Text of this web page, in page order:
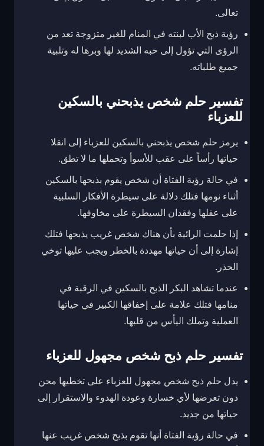
تعالى.
رؤية ذبح الأب لبنته في المنام للغير متزوجة تعد من
الرؤى التي تؤول إلى حبه الشديد لها وبرها له وتلبية
جميع طلباته.
تفسير حلم شخص يذبحني بالسكين
للعزباء
يرمز حلم شخص يذبحني بالسكين للعزباء إلى انقلا
حياتها رأساً على عقب للأسوأ وتحملها ما لا تطق.
في حالة رؤية الفتاة أن شخص يقوم بذبحها بالسكين
أثناء نومها فتلك دلالة على سيطرة الأفكار السلبية
على عقلها وفقدان السيطرة على مخاوفها.
إذا حلمت الرائية بأن هناك شخص غريب يذبحها فتلك
إشارة إلى أن حياتها مهددة بالخطر ويجب عليها توخي
الحذر.
عندما تشاهد البكر الذبح بالسكين في الرقبة في
منامها فتلك علامة على إخفاقها الكبير في حياتها
العملية وتملك اليأس من قلبها.
تفسير حلم ذبح شخص مجهول للعزباء
يدل حلم ذبح شخص مجهول للعزباء على تخطيها محن
دون تعرضها لأي خسارة وعودة الهدوء والاستقرار إلى
حياتها من جديد.
في حالة رؤية الفتاة أنها تقوم بذبح شخص غريب عنها